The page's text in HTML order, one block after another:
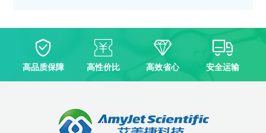
高品质保障 高性价比 高效省心 安全运输